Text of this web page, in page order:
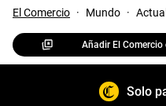
El Comercio · Mundo ·
Añadir El
Solo